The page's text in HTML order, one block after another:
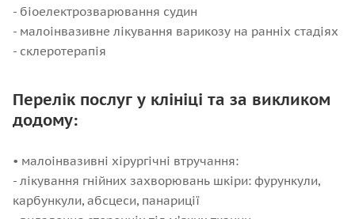
- біоелектрозварювання судин
- малоінвазивне лікування варикозу на ранніх стадіях
- склеротерапія
Перелік послуг у клініці та за викликом
додому:
• малоінвазивні хірургічні втручання:
- лікування гнійних захворювань шкіри: фурункули,
карбункули, абсцеси, панариції